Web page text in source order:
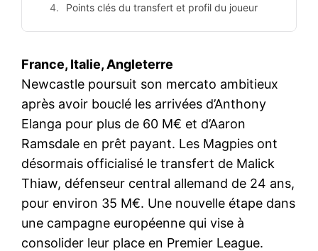
Points clés du transfert et profil du joueur
France, Italie, Angleterre
Newcastle poursuit son mercato ambitieux
après avoir bouclé les arrivées d’Anthony
Elanga pour plus de 60 M€ et d’Aaron
Ramsdale en prêt payant. Les Magpies ont
désormais officialisé le transfert de Malick
Thiaw, défenseur central allemand de 24 ans,
pour environ 35 M€. Une nouvelle étape dans
une campagne européenne qui vise à
consolider leur place en Premier League.